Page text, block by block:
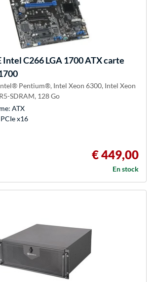
Intel C266 LGA 1700 ATX carte
Pentium®, Intel Xeon 6300, Intel Xeon
SDRAM, 128 Go
ATX
x16
€ 449,00
En stock